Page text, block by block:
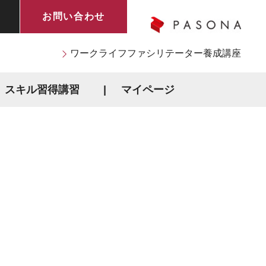
お問い合わせ
ワークライフファシリテーター養成講座
スキル習得講習 マイページ